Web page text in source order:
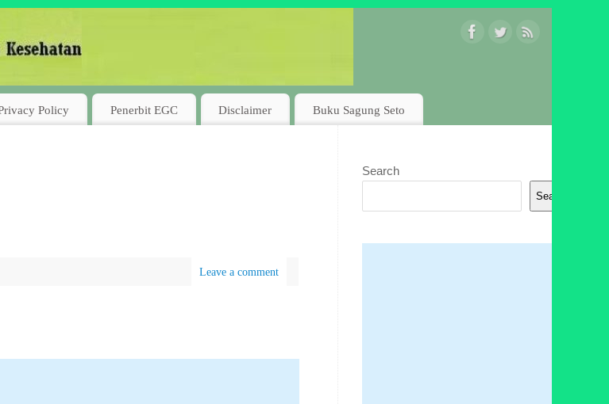
Policy Penerbit EGC Disclaimer Buku Sagung Seto
Leave a comment
Search
Search